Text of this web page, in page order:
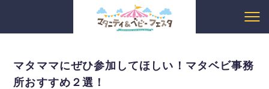
マタママにぜひ参加してほしい！マタベビ事務
所おすすめ２選！